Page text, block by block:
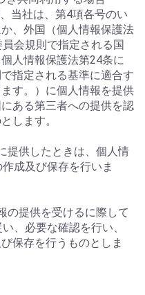
当社は、第4項各号のい
、外国（個人情報保護法
会規則で指定される国
人情報保護法第24条に
指定される基準に適合す
す。）に個人情報を提供
ある第三者への提供を認
します。
提供したときは、個人情
成及び保存を行いま
の提供を受けるに際して
、必要な確認を行い、
保存を行うものとしま